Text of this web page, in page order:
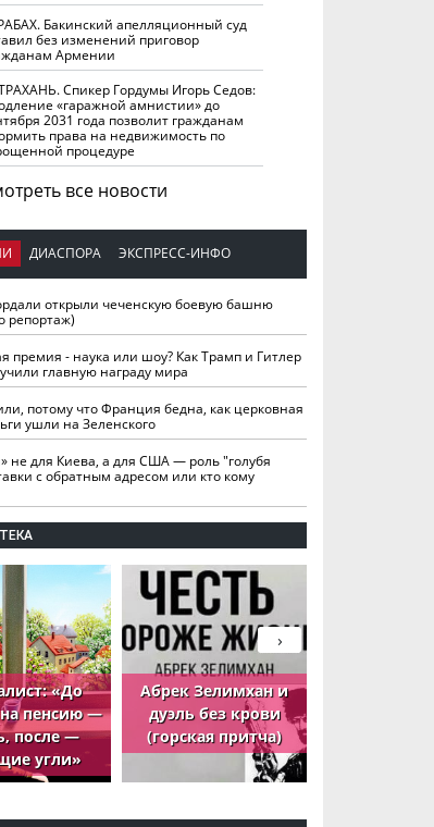
Бакинский апелляционный суд
без изменений приговор
Армении
Спикер Гордумы Игорь Седов:
«гаражной амнистии» до
2031 года позволит гражданам
права на недвижимость по
процедуре
все новости
ДИАСПОРА ЭКСПРЕСС-ИНФО
открыли чеченскую боевую башню
репортаж)
премия - наука или шоу? Как Трамп и Гитлер
главную награду мира
потому что Франция бедна, как церковная
ушли на Зеленского
не для Киева, а для США — роль "голубя
с обратным адресом или кто кому
«До
пенсию —
после —
угли»
Абрек Зелимхан и
дуэль без крови
(горская притча)
›